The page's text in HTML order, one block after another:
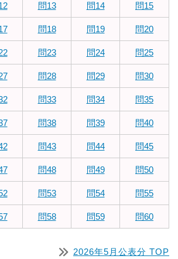
問13 問14 問15
問18 問19 問20
問23 問24 問25
問28 問29 問30
問33 問34 問35
問38 問39 問40
問43 問44 問45
問48 問49 問50
問53 問54 問55
問58 問59 問60
2026年5月公表分 TOP